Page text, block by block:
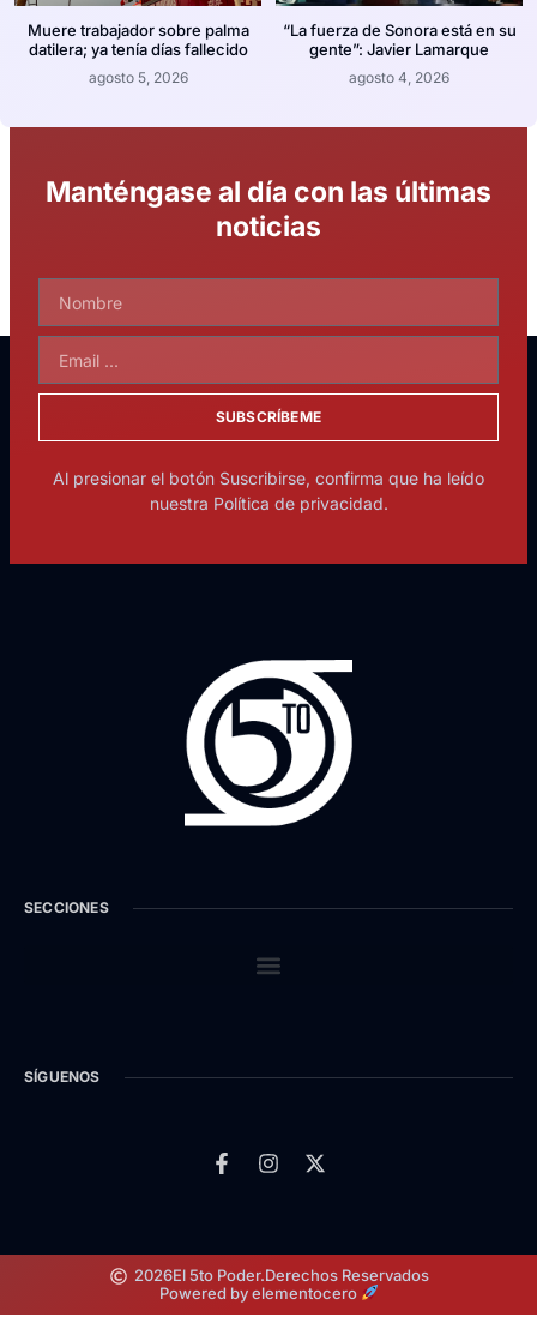
Muere trabajador sobre palma
datilera; ya tenía días fallecido
agosto 5, 2026
“La fuerza de Sonora está en su
gente”: Javier Lamarque
agosto 4, 2026
Manténgase al día con las últimas
noticias
SUBSCRÍBEME
Al presionar el botón Suscribirse, confirma que ha leído
nuestra Política de privacidad.
SECCIONES
SÍGUENOS
2026El 5to Poder.Derechos Reservados
Powered by elementocero